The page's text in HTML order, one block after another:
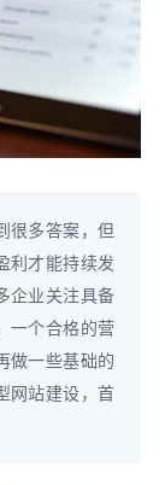
很多答案，但
利才能持续发
企业关注具备
一个合格的营
做一些基础的
网站建设，首